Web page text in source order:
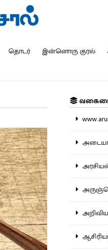
தொடர் இன்னொரு குரல்